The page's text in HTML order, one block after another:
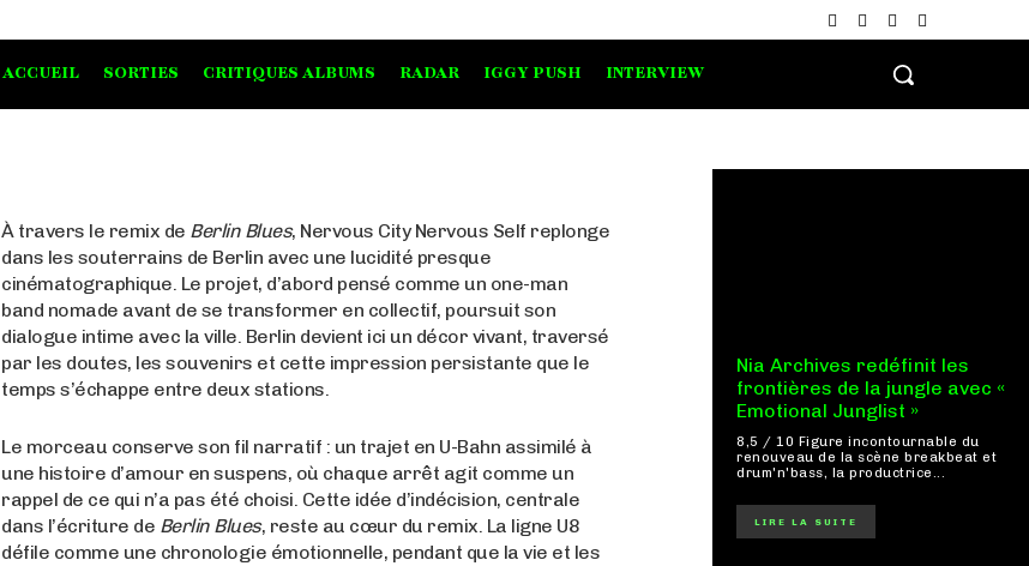
ACCUEIL SORTIES CRITIQUES ALBUMS RADAR IGGY PUSH INTERVIEW
À travers le remix de Berlin Blues, Nervous City Nervous Self replonge
dans les souterrains de Berlin avec une lucidité presque
cinématographique. Le projet, d’abord pensé comme un one-man
band nomade avant de se transformer en collectif, poursuit son
dialogue intime avec la ville. Berlin devient ici un décor vivant, traversé
par les doutes, les souvenirs et cette impression persistante que le
temps s’échappe entre deux stations.
Le morceau conserve son fil narratif : un trajet en U-Bahn assimilé à
une histoire d’amour en suspens, où chaque arrêt agit comme un
rappel de ce qui n’a pas été choisi. Cette idée d’indécision, centrale
dans l’écriture de Berlin Blues, reste au cœur du remix. La ligne U8
défile comme une chronologie émotionnelle, pendant que la vie et les
Nia Archives redéfinit les
frontières de la jungle avec «
Emotional Junglist »
8,5 / 10 Figure incontournable du
renouveau de la scène breakbeat et
drum'n'bass, la productrice...
LIRE LA SUITE